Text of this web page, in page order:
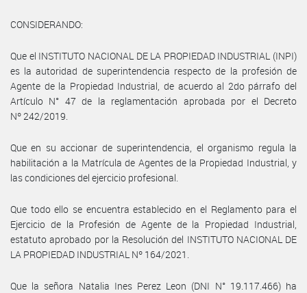
CONSIDERANDO:
Que el INSTITUTO NACIONAL DE LA PROPIEDAD INDUSTRIAL (INPI)
es la autoridad de superintendencia respecto de la profesión de
Agente de la Propiedad Industrial, de acuerdo al 2do párrafo del
Artículo N° 47 de la reglamentación aprobada por el Decreto
Nº 242/2019.
Que en su accionar de superintendencia, el organismo regula la
habilitación a la Matrícula de Agentes de la Propiedad Industrial, y
las condiciones del ejercicio profesional.
Que todo ello se encuentra establecido en el Reglamento para el
Ejercicio de la Profesión de Agente de la Propiedad Industrial,
estatuto aprobado por la Resolución del INSTITUTO NACIONAL DE
LA PROPIEDAD INDUSTRIAL Nº 164/2021.
Que la señora Natalia Ines Perez Leon (DNI N° 19.117.466) ha